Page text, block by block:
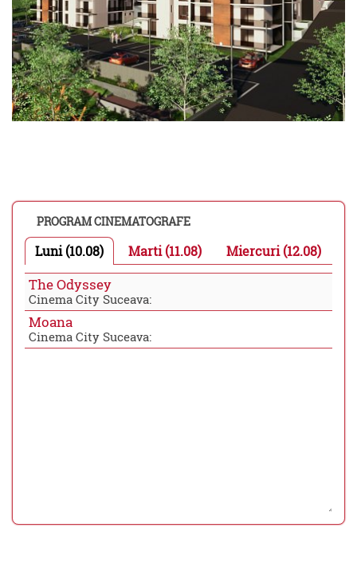
PROGRAM CINEMATOGRAFE
Luni (10.08) Marti (11.08) Miercuri (12.08)
The Odyssey
Cinema City Suceava:
Moana
Cinema City Suceava: